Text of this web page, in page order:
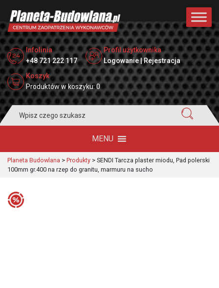
Infolinia
+48 721 222 117
Profil użytkownika
Logowanie | Rejestracja
Koszyk
Produktów w koszyku: 0
for:
MENU
Planeta Budowlana > Produkty > SENDI Tarcza plaster miodu, Pad polerski
100mm gr.400 na rzep do granitu, marmuru na sucho